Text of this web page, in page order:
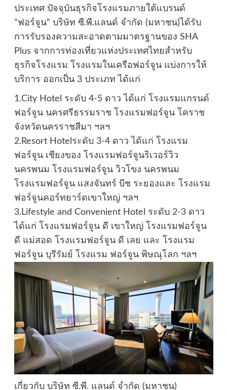
ประเทศ ปัจจุบันธุรกิจโรงแรมภายใต้แบรนด์
”ฟอร์จูน” บริษัท ซี.พี.แลนด์ จำกัด (มหาชน)ได้รับ
การรับรองความสะอาดตามมาตรฐานของ SHA
Plus จากการท่องเที่ยวแห่งประเทศไทยสำหรับ
ธุรกิจโรงแรม โรงแรมในเครือฟอร์จูน แบ่งการให้
บริการ ออกเป็น 3 ประเภท ได้แก่
1.City Hotel ระดับ 4-5 ดาว ได้แก่ โรงแรมแกรนด์
ฟอร์จูน นครศรีธรรมราช โรงแรมฟอร์จูน โคราช
จังหวัดนครราชสีมา ฯลฯ
2.Resort Hotelระดับ 3-4 ดาว ได้แก่ โรงแรม
ฟอร์จูน เชียงของ โรงแรมฟอร์จูนริเวอร์วิว
นครพนม โรงแรมฟอร์จูน วิวโขง นครพนม
โรงแรมฟอร์จูน แสงจันทร์ บีช ระยองและ โรงแรม
ฟอร์จูนคอร์ทยาร์ดเขาใหญ่ ฯลฯ
3.Lifestyle and Convenient Hotel ระดับ 2-3 ดาว
ได้แก่ โรงแรมฟอร์จูน ดี เขาใหญ่ โรงแรมฟอร์จูน
ดี แม่สอด โรงแรมฟอร์จูน ดี เลย และ โรงแรม
ฟอร์จูน บุรีรัมย์ โรงแรม ฟอร์จูน พิษณุโลก ฯลฯ
เกี่ยวกับ บริษัท ซี.พี. แลนด์ จำกัด (มหาชน)